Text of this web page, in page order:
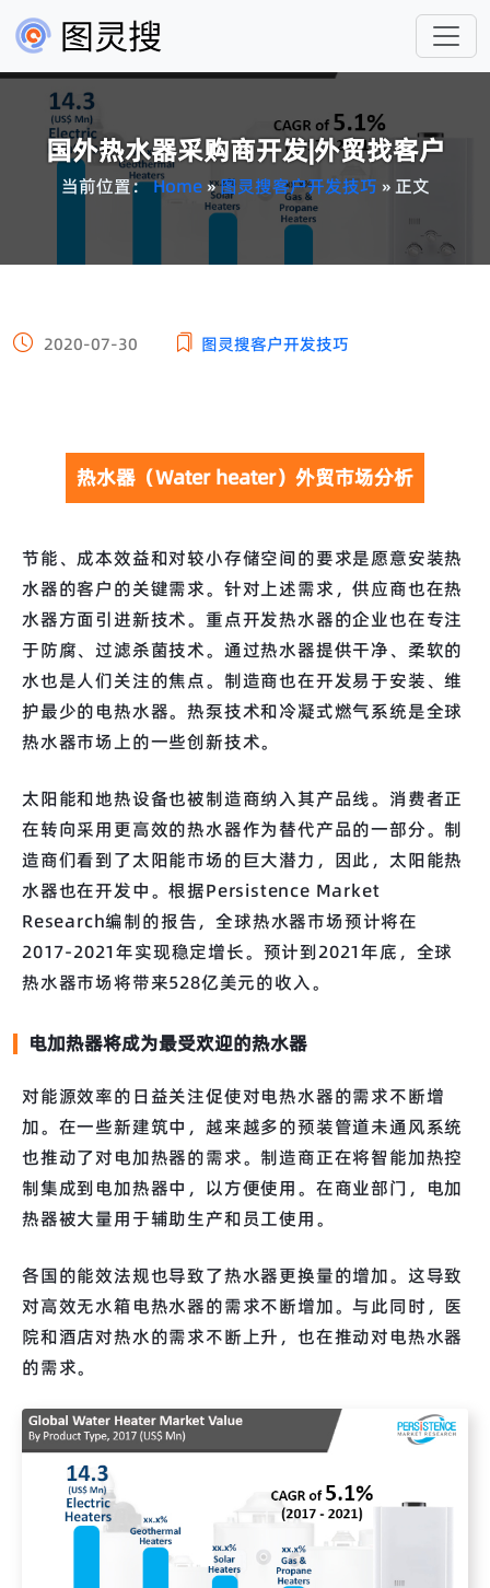
国外热水器采购商开发|外贸找客户
当前位置：Home»图灵搜客户开发技巧 » 正文
2020-07-30 图灵搜客户开发技巧
热水器（Water heater）外贸市场分析
节能、成本效益和对较小存储空间的要求是愿意安装热
水器的客户的关键需求。针对上述需求，供应商也在热
水器方面引进新技术。重点开发热水器的企业也在专注
于防腐、过滤杀菌技术。通过热水器提供干净、柔软的
水也是人们关注的焦点。制造商也在开发易于安装、维
护最少的电热水器。热泵技术和冷凝式燃气系统是全球
热水器市场上的一些创新技术。
太阳能和地热设备也被制造商纳入其产品线。消费者正
在转向采用更高效的热水器作为替代产品的一部分。制
造商们看到了太阳能市场的巨大潜力，因此，太阳能热
水器也在开发中。根据Persistence Market
Research编制的报告，全球热水器市场预计将在
2017-2021年实现稳定增长。预计到2021年底，全球
热水器市场将带来528亿美元的收入。
电加热器将成为最受欢迎的热水器
对能源效率的日益关注促使对电热水器的需求不断增
加。在一些新建筑中，越来越多的预装管道未通风系统
也推动了对电加热器的需求。制造商正在将智能加热控
制集成到电加热器中，以方便使用。在商业部门，电加
热器被大量用于辅助生产和员工使用。
各国的能效法规也导致了热水器更换量的增加。这导致
对高效无水箱电热水器的需求不断增加。与此同时，医
院和酒店对热水的需求不断上升，也在推动对电热水器
的需求。